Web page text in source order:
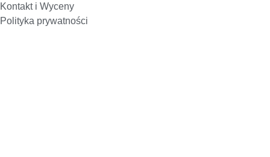
Kontakt i Wyceny
Polityka prywatności